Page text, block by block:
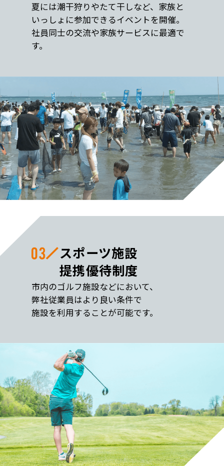
夏には潮干狩りやたて干しなど、家族と
いっしょに参加できるイベントを開催。
社員同士の交流や家族サービスに最適で
す。
スポーツ施設
提携優待制度
市内のゴルフ施設などにおいて、
弊社従業員はより良い条件で
施設を利用することが可能です。